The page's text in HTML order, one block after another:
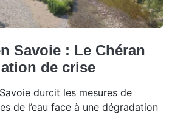
Savoie : Le Chéran
de crise
durcit les mesures de
de l’eau face à une dégradation